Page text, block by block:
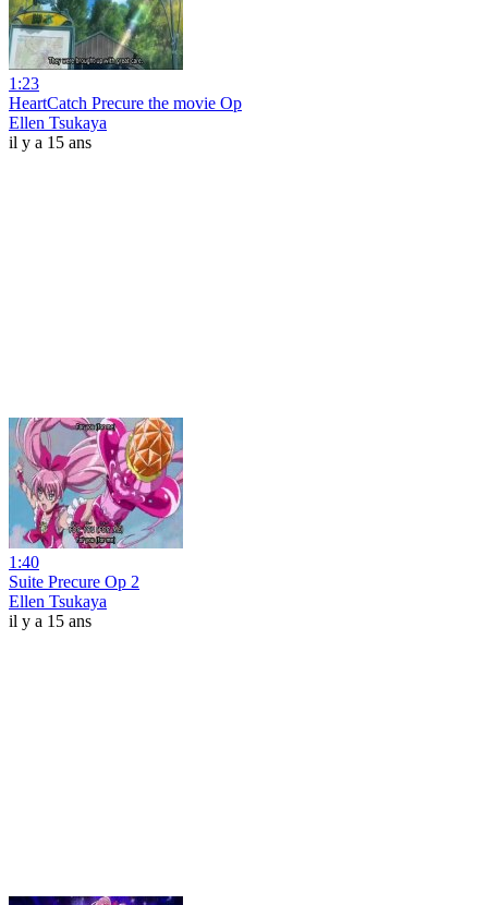
1:23
HeartCatch Precure the movie Op
Ellen Tsukaya
il y a 15 ans
1:40
Suite Precure Op 2
Ellen Tsukaya
il y a 15 ans